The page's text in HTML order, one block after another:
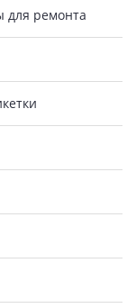
для ремонта